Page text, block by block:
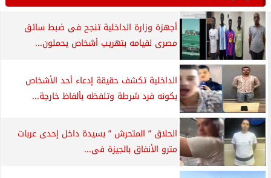
أجهزة وزارة الداخلية تنجح فى ضبط سائق
مصرى لقيامه بتهريب أشخاص يحملون...
الداخلية تكشف حقيقة إدعاء أحد الأشخاص
بكونه فرد شرطة وتلفظه بألفاظ خارجة...
الحلاق ” المتحرش ” بسيدة داخل إحدى عربات
مترو الأنفاق بالجيزة فى...